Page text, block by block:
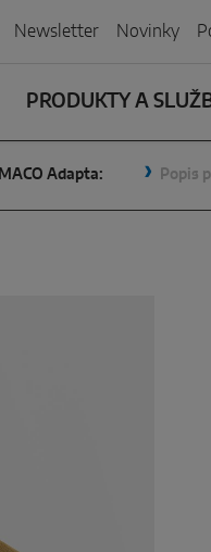
Newsletter Novinky
PRODUKTY A
MACO Adapta: Popis